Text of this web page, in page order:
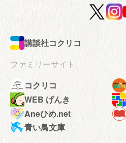
講談社コクリコ
ファミリーサイト
コクリコ
WEB げんき
Aneひめ.net
青い鳥文庫